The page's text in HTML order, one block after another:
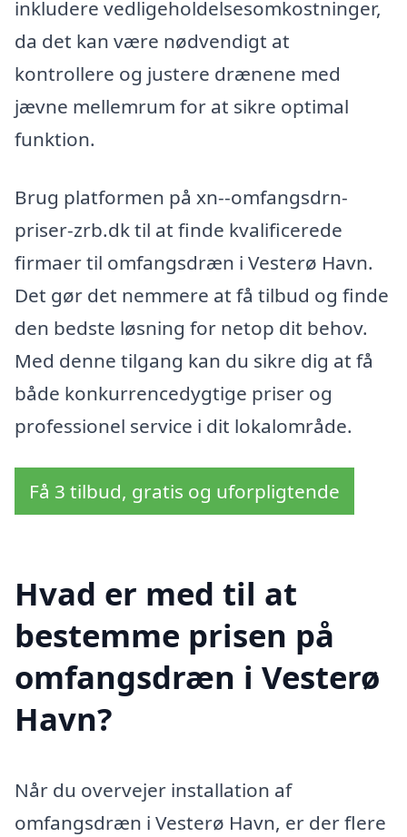
inkludere vedligeholdelsesomkostninger,
da det kan være nødvendigt at
kontrollere og justere drænene med
jævne mellemrum for at sikre optimal
funktion.
Brug platformen på xn--omfangsdrn-
priser-zrb.dk til at finde kvalificerede
firmaer til omfangsdræn i Vesterø Havn.
Det gør det nemmere at få tilbud og finde
den bedste løsning for netop dit behov.
Med denne tilgang kan du sikre dig at få
både konkurrencedygtige priser og
professionel service i dit lokalområde.
Få 3 tilbud, gratis og uforpligtende
Hvad er med til at
bestemme prisen på
omfangsdræn i Vesterø
Havn?
Når du overvejer installation af
omfangsdræn i Vesterø Havn, er der flere